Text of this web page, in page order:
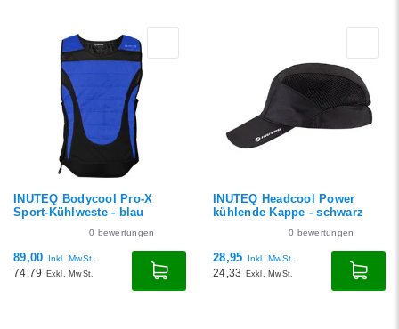
INUTEQ Bodycool Pro-X
Sport-Kühlweste - blau
0 bewertungen
89,00 Inkl. MwSt.
74,79 Exkl. MwSt.
INUTEQ Headcool Power
kühlende Kappe - schwarz
0 bewertungen
28,95 Inkl. MwSt.
24,33 Exkl. MwSt.